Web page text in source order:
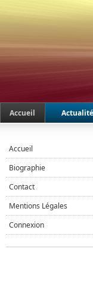
Accueil Actualité
Accueil
Biographie
Contact
Mentions Légales
Connexion